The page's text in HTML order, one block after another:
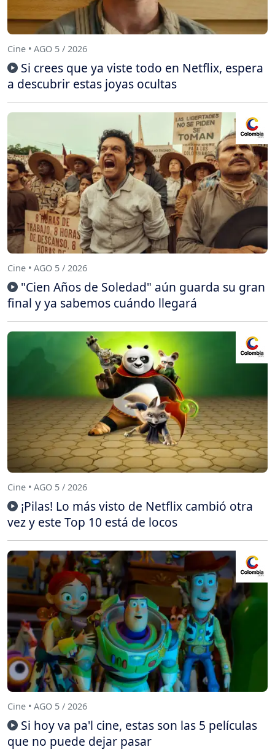
Cine • AGO 5 / 2026
Si crees que ya viste todo en Netflix, espera
a descubrir estas joyas ocultas
Cine • AGO 5 / 2026
"Cien Años de Soledad" aún guarda su gran
final y ya sabemos cuándo llegará
Cine • AGO 5 / 2026
¡Pilas! Lo más visto de Netflix cambió otra
vez y este Top 10 está de locos
Cine • AGO 5 / 2026
Si hoy va pa'l cine, estas son las 5 películas
que no puede dejar pasar